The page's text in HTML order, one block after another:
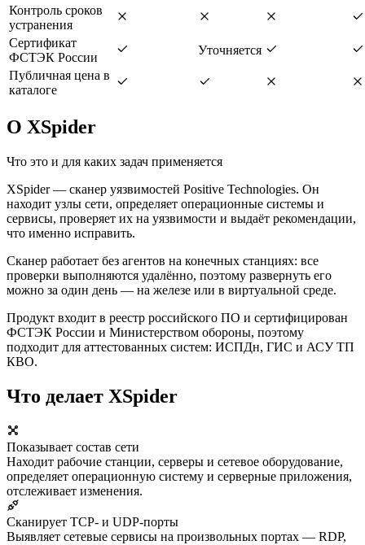
Контроль сроков
устранения
Сертификат
ФСТЭК России
Уточняется
Публичная цена в
каталоге
О XSpider
Что это и для каких задач применяется
XSpider — сканер уязвимостей Positive Technologies. Он
находит узлы сети, определяет операционные системы и
сервисы, проверяет их на уязвимости и выдаёт рекомендации,
что именно исправить.
Сканер работает без агентов на конечных станциях: все
проверки выполняются удалённо, поэтому развернуть его
можно за один день — на железе или в виртуальной среде.
Продукт входит в реестр российского ПО и сертифицирован
ФСТЭК России и Министерством обороны, поэтому
подходит для аттестованных систем: ИСПДн, ГИС и АСУ ТП
КВО.
Что делает XSpider
Показывает состав сети
Находит рабочие станции, серверы и сетевое оборудование,
определяет операционную систему и серверные приложения,
отслеживает изменения.
Сканирует TCP- и UDP-порты
Выявляет сетевые сервисы на произвольных портах — RDP,